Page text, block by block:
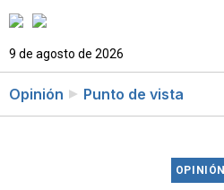
9 de agosto de 2026
Opinión Punto de vista
OPINIÓN